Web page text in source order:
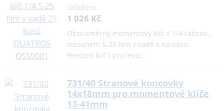
Skladem
1 026 Kč
Obousměrný momentový klíč s 1/4 ráčnou,
rozsahem 5-25 Nm v sadě s nástavci.
Precizní klíč i pro levo…
731/40 Stranové koncovky
14x18mm pro momentové klíče
13-41mm